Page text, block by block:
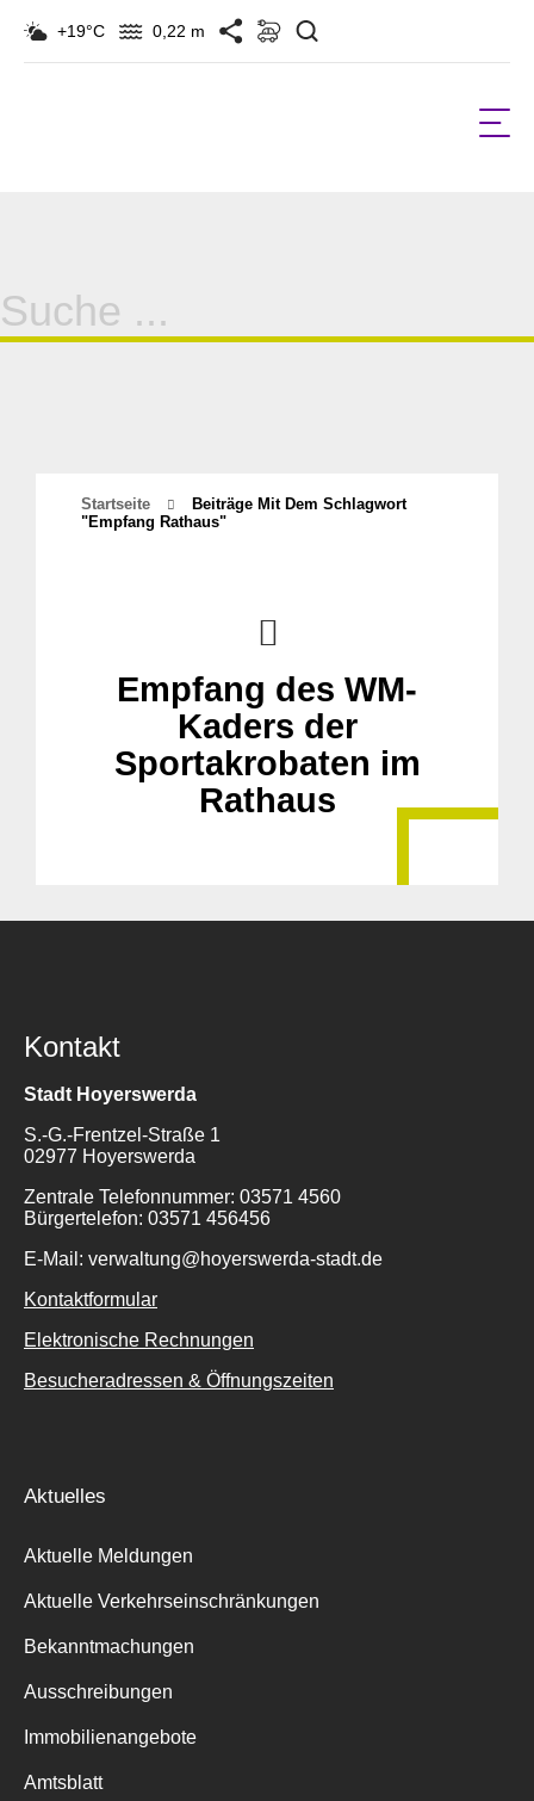
+19°C 0,22 m
Suche
für:
Startseite
Beiträge Mit Dem Schlagwort
"empfang Rathaus"
Empfang des WM-
Kaders der
Sportakrobaten im
Rathaus
Kontakt
Stadt Hoyerswerda
S.-G.-Frentzel-Straße 1
02977 Hoyerswerda
Zentrale Telefonnummer: 03571 4560
Bürgertelefon: 03571 456456
E-Mail: verwaltung@hoyerswerda-stadt.de
Kontaktformular
Elektronische Rechnungen
Besucheradressen & Öffnungszeiten
Aktuelles
Aktuelle Meldungen
Aktuelle Verkehrseinschränkungen
Bekanntmachungen
Ausschreibungen
Immobilienangebote
Amtsblatt